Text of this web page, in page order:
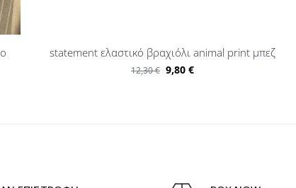
statement ελαστικό βραχιόλι animal print μπεζ
12,30€ 9,80€